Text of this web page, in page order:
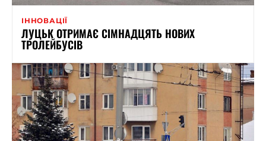
ІННОВАЦІЇ
ЛУЦЬК ОТРИМАЄ СІМНАДЦЯТЬ НОВИХ
ТРОЛЕЙБУСІВ